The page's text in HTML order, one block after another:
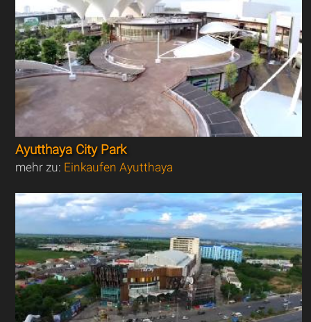
Ayutthaya City Park
mehr zu: Einkaufen Ayutthaya